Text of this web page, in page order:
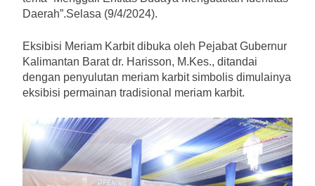
Daerah”.Selasa (9/4/2024).
Eksibisi Meriam Karbit dibuka oleh Pejabat Gubernur
Kalimantan Barat dr. Harisson, M.Kes., ditandai
dengan penyulutan meriam karbit simbolis dimulainya
eksibisi permainan tradisional meriam karbit.